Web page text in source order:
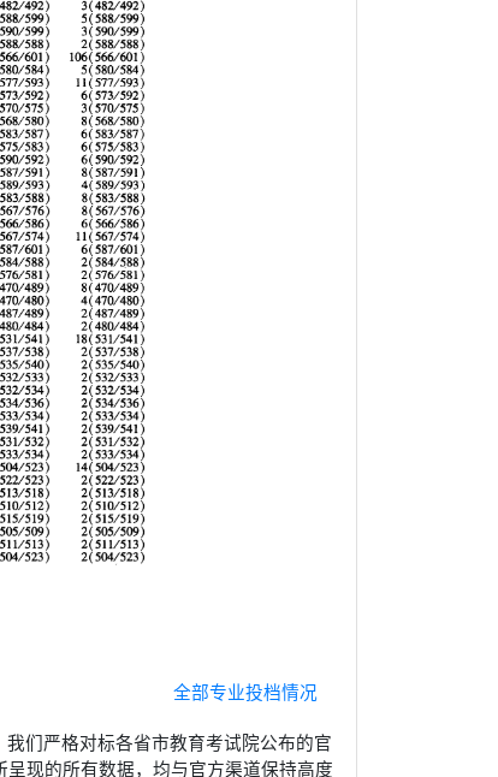
全部专业投档情况
们严格对标各省市教育考试院公布的官
现的所有数据，均与官方渠道保持高度